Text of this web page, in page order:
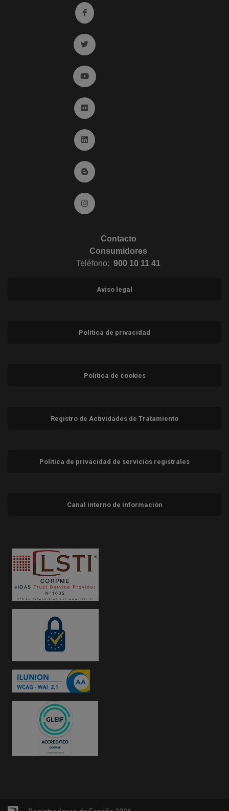
Ir a facebook (abre en ventana nueva)
Ir a twitter (abre en ventana nueva)
Ir a YouTube (abre en ventana nueva)
Ir a Flickr (abre en ventana nueva)
Ir a Linkedin (abre en ventana nueva)
Ir al Blog (abre en ventana nueva)
Ir a Instagram (abre en ventana nueva)
Contacto
Consumidores
Teléfono: 900 10 11 41
Aviso legal
Política de privacidad
Política de cookies
Registro de Actividades de Tratamiento
Política de privacidad de servicios registrales
Canal interno de información